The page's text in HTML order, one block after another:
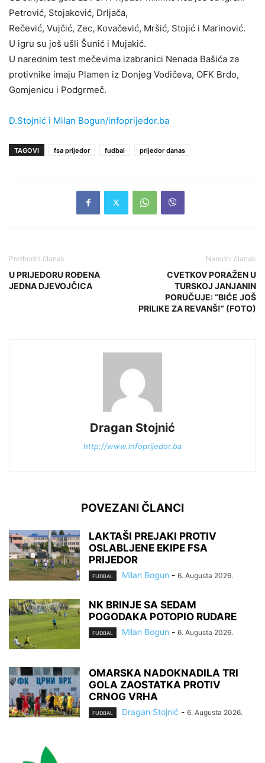
Petrović, Stojaković, Drljača,
Rečević, Vujčić, Zec, Kovačević, Mršić, Stojić i Marinović.
U igru su još ušli Šunić i Mujakić.
U narednim test mečevima izabranici Nenada Bašića za
protivnike imaju Plamen iz Donjeg Vodičeva, OFK Brdo,
Gomjenicu i Podgrmeč.
D.Stojnić i Milan Bogun/infoprijedor.ba
TAGOVI fsa prijedor fudbal prijedor danas
Prethodni članak
U PRIJEDORU ROĐENA
JEDNA DJEVOJČICA
Naredni članak
CVETKOV PORAŽEN U
TURSKOJ JANJANIN
PORUČUJE: “BIĆE JOŠ
PRILIKE ZA REVANŠ!” (FOTO)
Dragan Stojnić
http://www.infoprijedor.ba
POVEZANI ČLANCI
LAKTAŠI PREJAKI PROTIV
OSLABLJENE EKIPE FSA
PRIJEDOR
FUDBAL Milan Bogun - 6. Augusta 2026.
NK BRINJE SA SEDAM
POGODAKA POTOPIO RUDARE
FUDBAL Milan Bogun - 6. Augusta 2026.
OMARSKA NADOKNADILA TRI
GOLA ZAOSTATKA PROTIV
CRNOG VRHA
FUDBAL Dragan Stojnić - 6. Augusta 2026.